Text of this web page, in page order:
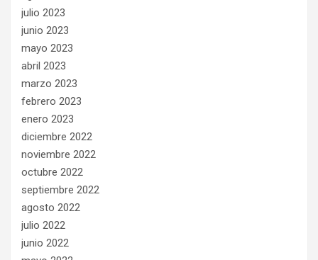
julio 2023
junio 2023
mayo 2023
abril 2023
marzo 2023
febrero 2023
enero 2023
diciembre 2022
noviembre 2022
octubre 2022
septiembre 2022
agosto 2022
julio 2022
junio 2022